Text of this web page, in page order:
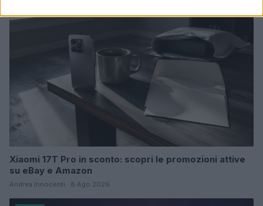
Xiaomi 17T Pro in sconto: scopri le promozioni attive
su eBay e Amazon
Andrea Innocenti · 8 Ago 2026